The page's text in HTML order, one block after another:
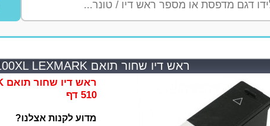
ראש דיו שחור תואם 14N1068E - 100XL LEXMARK
ראש דיו שחור תואם 14N1068E - 100XL LEXMARK
510 דף
מדוע לקנות אצלנו?